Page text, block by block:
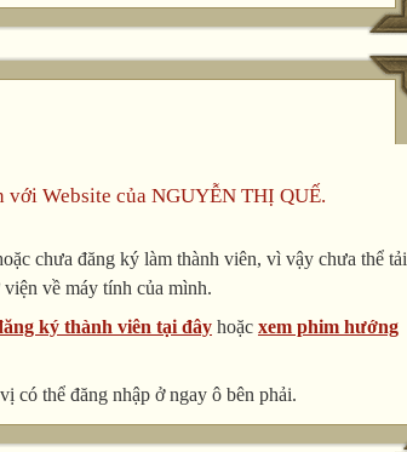
với Website của NGUYỄN THỊ QUẾ.
chưa đăng ký làm thành viên, vì vậy chưa thể tải
về máy tính của mình.
ký thành viên tại đây hoặc xem phim hướng
có thể đăng nhập ở ngay ô bên phải.